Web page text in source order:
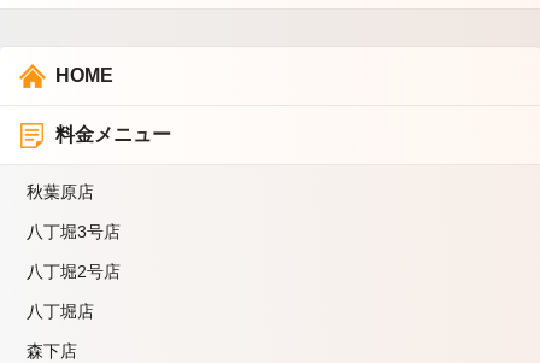
HOME
料金メニュー
秋葉原店
八丁堀3号店
八丁堀2号店
八丁堀店
森下店